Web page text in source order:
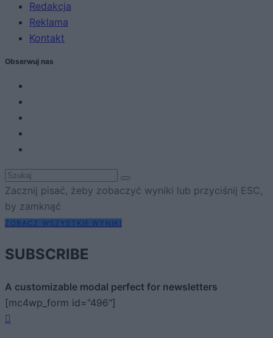
Redakcja
Reklama
Kontakt
Obserwuj nas
Zacznij pisać, żeby zobaczyć wyniki lub przyciśnij ESC,
by zamknąć
ZOBACZ WSZYSTKIE WYNIKI
SUBSCRIBE
A customizable modal perfect for newsletters
[mc4wp_form id="496"]